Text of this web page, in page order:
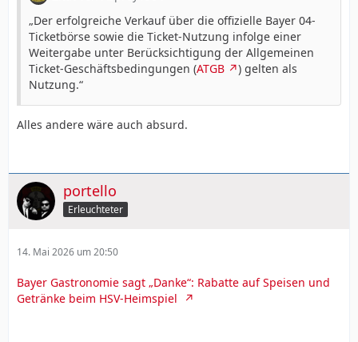
„Der erfolgreiche Verkauf über die offizielle Bayer 04-
Ticketbörse sowie die Ticket-Nutzung infolge einer
Weitergabe unter Berücksichtigung der Allgemeinen
Ticket-Geschäftsbedingungen (ATGB ) gelten als
Nutzung.“
Alles andere wäre auch absurd.
portello
Erleuchteter
14. Mai 2026 um 20:50
Bayer Gastronomie sagt „Danke“: Rabatte auf Speisen und
Getränke beim HSV-Heimspiel